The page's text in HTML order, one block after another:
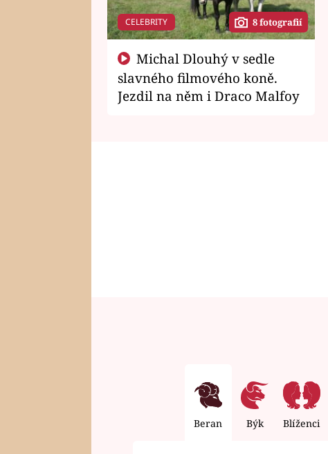
CELEBRITY 8 fotografií
slavného filmového koně.
Jezdil na něm i Draco Malfoy
Beran Býk Blíženci